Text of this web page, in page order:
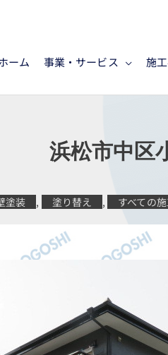
ーム 事業・サービス 施
松市中区小
塗装 , 塗り替え , すべての